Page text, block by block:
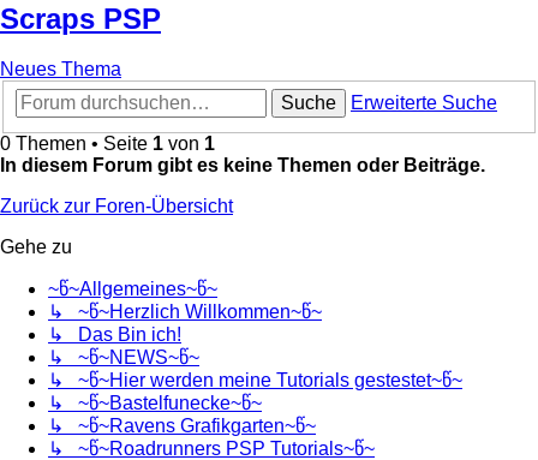
Scraps PSP
Neues Thema
Suche
Erweiterte Suche
0 Themen • Seite 1 von 1
In diesem Forum gibt es keine Themen oder Beiträge.
Zurück zur Foren-Übersicht
Gehe zu
~წ~Allgemeines~წ~
↳ ~წ~Herzlich Willkommen~წ~
↳ Das Bin ich!
↳ ~წ~NEWS~წ~
↳ ~წ~Hier werden meine Tutorials gestestet~წ~
↳ ~წ~Bastelfunecke~წ~
↳ ~წ~Ravens Grafikgarten~წ~
↳ ~წ~Roadrunners PSP Tutorials~წ~